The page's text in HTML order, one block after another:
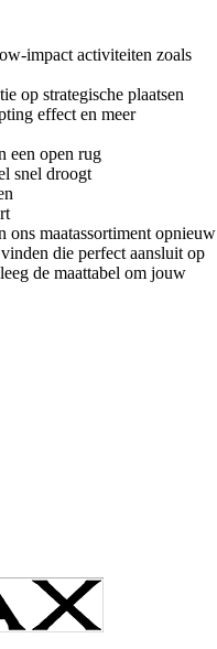
impact activiteiten zoals
op strategische plaatsen
effect en meer
een open rug
snel droogt
maatassortiment opnieuw
die perfect aansluit op
de maattabel om jouw